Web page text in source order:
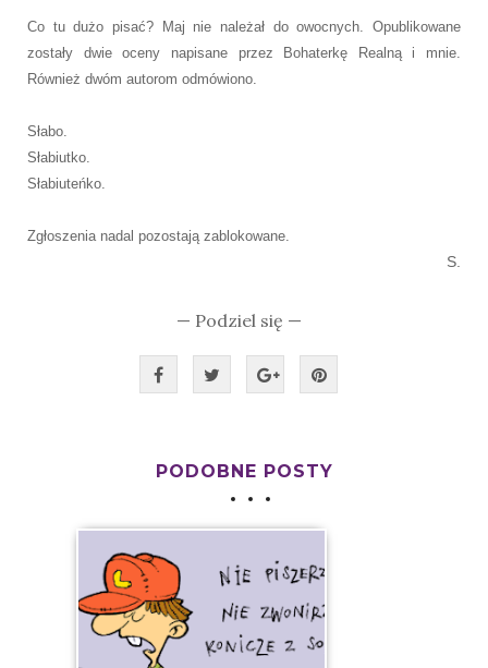
Co tu dużo pisać? Maj nie należał do owocnych. Opublikowane
zostały dwie oceny napisane przez Bohaterkę Realną i mnie.
Również dwóm autorom odmówiono.
Słabo.
Słabiutko.
Słabiuteńko.
Zgłoszenia nadal pozostają zablokowane.
S.
— Podziel się —
PODOBNE POSTY